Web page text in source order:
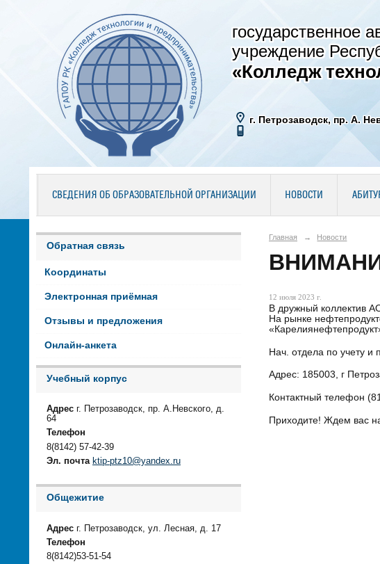
государственное
учреждение
«Колледж
г. Петрозаводск, пр. А.
СВЕДЕНИЯ ОБ ОБРАЗОВАТЕЛЬНОЙ ОРГАНИЗАЦИИ НОВОСТИ
Обратная связь
Координаты
Электронная приёмная
Отзывы и предложения
Онлайн-анкета
Учебный корпус
Адрес г. Петрозаводск, пр. А.Невского, д.
64
Телефон
8(8142) 57-42-39
Эл. почта ktip-ptz10@yandex.ru
Общежитие
Адрес г. Петрозаводск, ул. Лесная, д. 17
Телефон
8(8142)53-51-54
Главная → Новости
12 июля 2023 г.
В дружный коллектив
На рынке
Нач. отдела по учету и
Адрес: 185003, г
Контактный телефон
Приходите! Ждем вас